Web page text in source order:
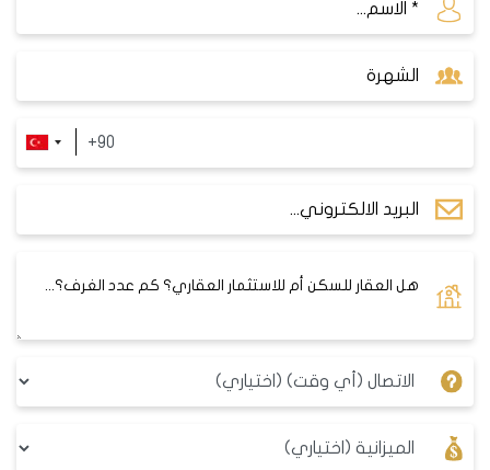
المعالم السياحية في منطقة سنجاك تبه
550 كم مربع، وتضم أنواعاً مختلفة من النباتات والحيوانات.
تعتبر غابة أيدوس مكاناً مثالياً للتنزه والاستمتاع بالطبيعة
والهواء النقي. يمكنك أيضاً ممارسة العديد من الأنشطة في
متحف الطيران: هو متحف يعرض تاريخ الطيران في تركيا
والعالم، ويضم مجموعة من الطائرات والمروحيات والمحركات
طيران حية ومحاكاة الطيران في غرفة القيادة.
منتزه سنجاك تبه: هو منتزه عام يقع في قلب منطقة سنجاك
تبه، ويشمل مساحات خضراء واسعة وملاعب رياضية ومناطق
لعب للأطفال ومقاهي ومطاعم. يعتبر هذا المنتزه مكاناً مثالياً